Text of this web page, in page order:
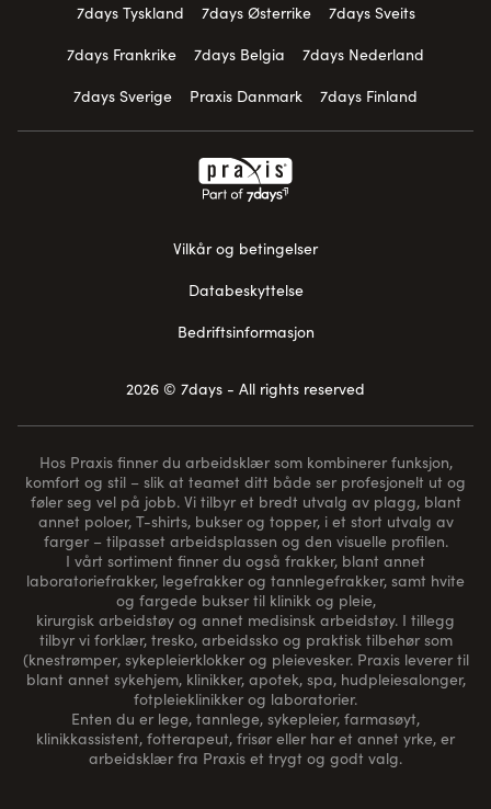
7days Tyskland 7days Østerrike
7days Sveits
7days Frankrike
7days Belgia
7days Nederland
7days Sverige
Praxis Danmark 7days Finland
Vilkår og betingelser
Databeskyttelse
Bedriftsinformasjon
2026 © 7days - All rights reserved
Hos Praxis finner du arbeidsklær som kombinerer funksjon,
komfort og stil – slik at teamet ditt både ser profesjonelt ut og
føler seg vel på jobb. Vi tilbyr et bredt utvalg av plagg, blant
annet poloer, T-shirts, bukser og topper, i et stort utvalg av
farger – tilpasset arbeidsplassen og den visuelle profilen.
I vårt sortiment finner du også frakker, blant annet
laboratoriefrakker, legefrakker og tannlegefrakker, samt hvite
og fargede bukser til klinikk og pleie,
kirurgisk arbeidstøy og annet medisinsk arbeidstøy. I tillegg
tilbyr vi forklær, tresko, arbeidssko og praktisk tilbehør som
(knestrømper, sykepleierklokker og pleievesker. Praxis leverer til
blant annet sykehjem, klinikker, apotek, spa, hudpleiesalonger,
fotpleieklinikker og laboratorier.
Enten du er lege, tannlege, sykepleier, farmasøyt,
klinikkassistent, fotterapeut, frisør eller har et annet yrke, er
arbeidsklær fra Praxis et trygt og godt valg.